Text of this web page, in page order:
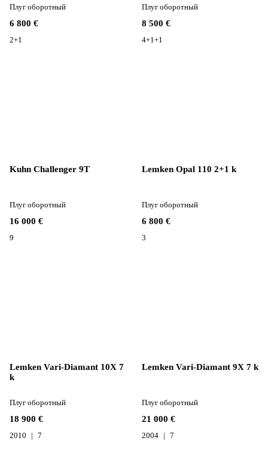
6 800 €
Плуг оборотный
2+1
8 500 €
Плуг оборотный
4+1+1
Kuhn Challenger 9T
16 000 €
Плуг оборотный
9
Lemken Opal 110 2+1 k
6 800 €
Плуг оборотный
3
Lemken Vari-Diamant 10X 7
k
18 900 €
Плуг оборотный
2010 7
Lemken Vari-Diamant 9X 7 k
21 000 €
Плуг оборотный
2004 7